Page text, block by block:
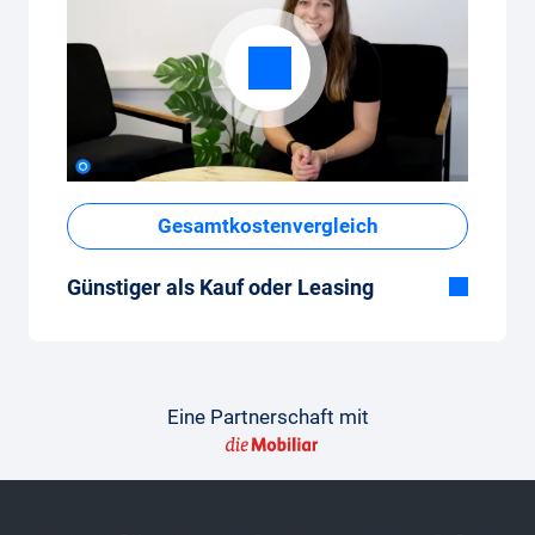
Gesamtkostenvergleich
Günstiger als Kauf oder Leasing
Leasing oder Neuwagenkauf tief.
So gelingt der Vergleich
Damit der Vergleich gelingt, findest du hier
Eine Partnerschaft mit